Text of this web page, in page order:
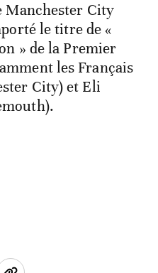
Manchester City
le titre de «
» de la Premier
les Français
City) et Eli